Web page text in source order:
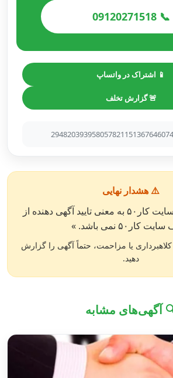
📞 09120271518
📱 اشتراک در واتساپ
🚨 گزارش تخلف
⚠️ هشدار نهایی
« انتشار آگهی در سایت کار۵۰ به معنی تایید آگهی دهنده از
کار۵۰ نمی باشد. »
یا مزاحمت، حتماً آگهی را گزارش
دهید.
آگهی‌های مشابه